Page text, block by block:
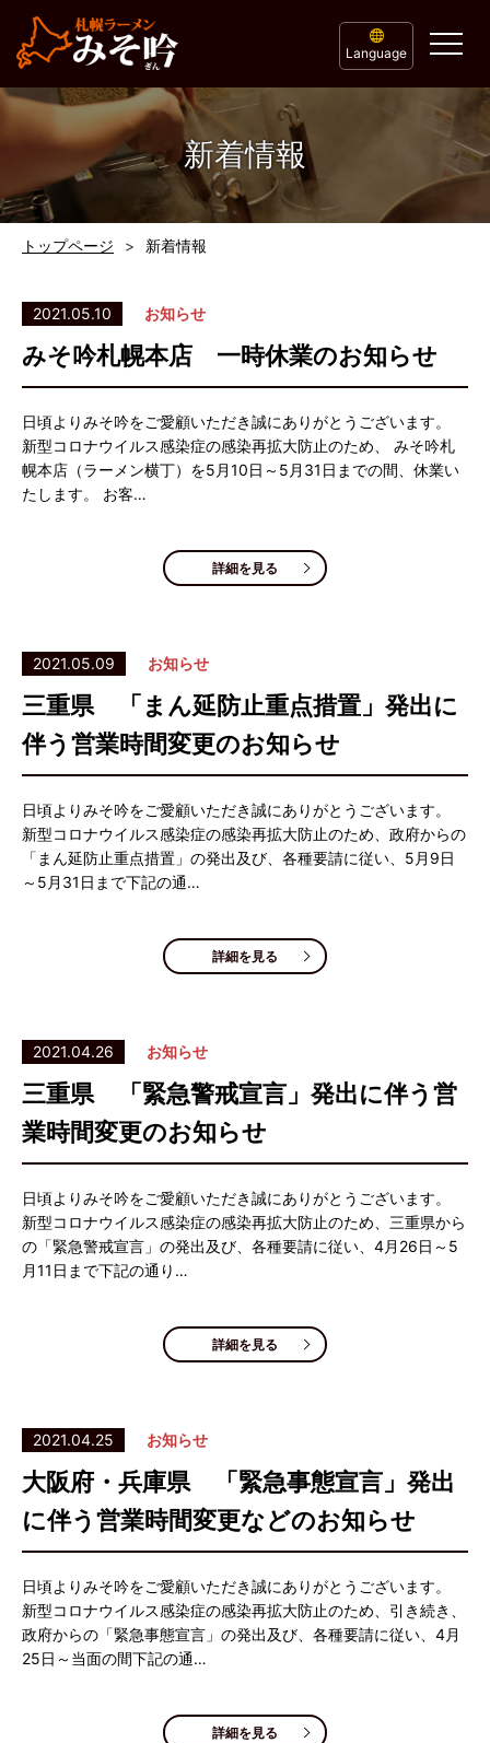
Language
新着情報
トップページ 新着情報
2021.05.10 お知らせ
みそ吟札幌本店 一時休業のお知らせ
日頃よりみそ吟をご愛顧いただき誠にありがとうございます。
新型コロナウイルス感染症の感染再拡大防止のため、 みそ吟札
幌本店（ラーメン横丁）を5月10日～5月31日までの間、休業い
たします。 お客…
詳細を見る
2021.05.09 お知らせ
三重県 「まん延防止重点措置」発出に
伴う営業時間変更のお知らせ
日頃よりみそ吟をご愛顧いただき誠にありがとうございます。
新型コロナウイルス感染症の感染再拡大防止のため、政府からの
「まん延防止重点措置」の発出及び、各種要請に従い、5月9日
～5月31日まで下記の通…
詳細を見る
2021.04.26 お知らせ
三重県 「緊急警戒宣言」発出に伴う営
業時間変更のお知らせ
日頃よりみそ吟をご愛顧いただき誠にありがとうございます。
新型コロナウイルス感染症の感染再拡大防止のため、三重県から
の「緊急警戒宣言」の発出及び、各種要請に従い、4月26日～5
月11日まで下記の通り…
詳細を見る
2021.04.25 お知らせ
大阪府・兵庫県 「緊急事態宣言」発出
に伴う営業時間変更などのお知らせ
日頃よりみそ吟をご愛顧いただき誠にありがとうございます。
新型コロナウイルス感染症の感染再拡大防止のため、引き続き、
政府からの「緊急事態宣言」の発出及び、各種要請に従い、4月
25日～当面の間下記の通…
詳細を見る